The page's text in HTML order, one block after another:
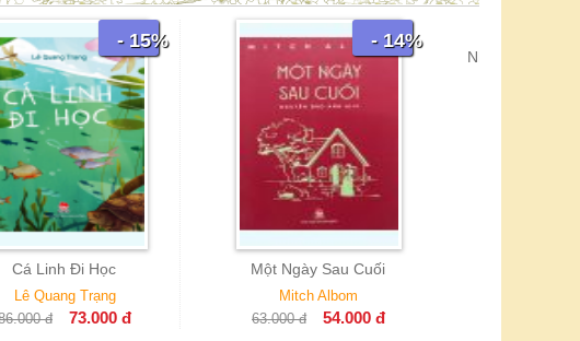
Một Ngày Sau Cuối
Mitch Albom
63.000 đ 54.000
Những Ngày Thứ Ba Với Thầy
Morrie
Mitch Albom
75.000